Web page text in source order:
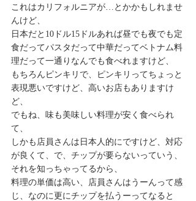
これはカリフォルニアが…とかかもしれませ
んけど、
日本だと10ドル15ドルあれば昼でも夜でも定
食だってパスタだって中華だってベトナム料
理だって一通りなんでも食べれますけど、
もちろんピンキリで、ピンキリってちょっと
表現悪いですけど、高いお店もありますけ
ど、
でもね、味も美味しい料理が安く食べられ
て、
しかも店員さんは日本人的にですけど、対応
が良くて、で、チップが要らないっていう、
それを知っちゃってるから、
料理の単価は高い、店員さんはうーんって感
じ、なのに更にチップを払うーってなると